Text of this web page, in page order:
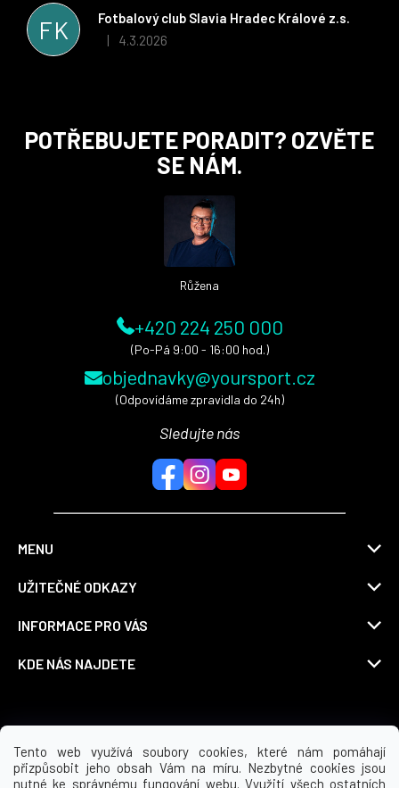
Tento web využívá soubory cookies, které nám pomáhají
přizpůsobit jeho obsah Vám na míru. Nezbytné cookies jsou
nutné ke správnému fungování webu. Využití všech ostatních
FK
Fotbalový club Slavia Hradec Králové z.s.
Hodnocení obchodu je 5 z 5 hvězdiček.
| 4.3.2026
stran. Věříme, že v tomto duchu bude spolupráce pokračovat
i nadále, nyní už začínáme řešit i první sady dresů ;)
POTŘEBUJETE PORADIT? OZVĚTE
SE NÁM.
Růžena
+420 224 250 000
(Po-Pá 9:00 - 16:00 hod.)
objednavky@yoursport.cz
(Odpovídáme zpravidla do 24h)
Sledujte nás
MENU
UŽITEČNÉ ODKAZY
INFORMACE PRO VÁS
KDE NÁS NAJDETE
Možnosti dopravy